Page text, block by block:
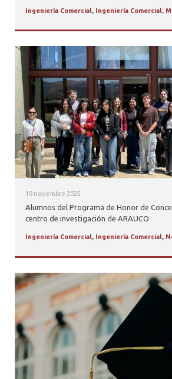
Ingeniería Comercial, Ingeniería Comercial,
19 noviembre 2025
Alumnos del Programa de Honor de
centro de investigación de ARAUCO
Ingeniería Comercial, Ingeniería Comercial,